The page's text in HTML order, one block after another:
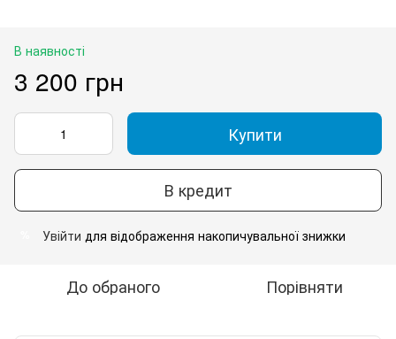
В наявності
3 200 грн
Купити
В кредит
Увійти для відображення накопичувальної знижки
До обраного Порівняти